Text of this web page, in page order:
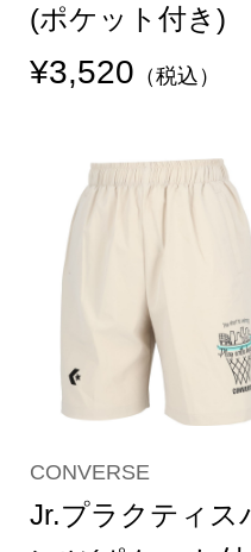
(ポケット付き)
¥3,520 （税込）
CONVERSE
Jr.プラクティス